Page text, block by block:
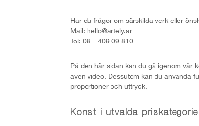
Har du frågor om särskilda verk eller
Mail: hello@artely.art
Tel: 08 – 409 09 810
På den här sidan kan du gå igenom vår
även video. Dessutom kan du använda
proportioner och uttryck.
Konst i utvalda